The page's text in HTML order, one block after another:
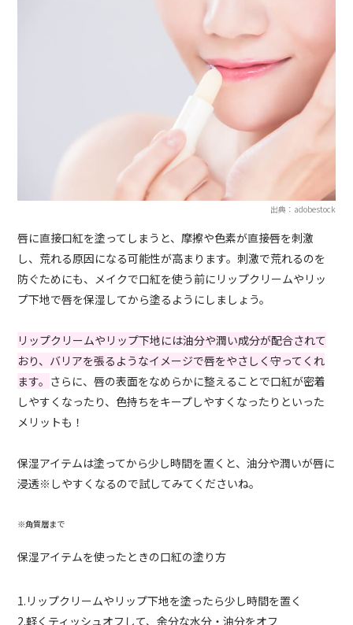
出典：adobestock
唇に直接口紅を塗ってしまうと、摩擦や色素が直接唇を刺激
し、荒れる原因になる可能性が高まります。刺激で荒れるのを
防ぐためにも、メイクで口紅を使う前にリップクリームやリッ
プ下地で唇を保湿してから塗るようにしましょう。
リップクリームやリップ下地には油分や潤い成分が配合されて
おり、バリアを張るようなイメージで唇をやさしく守ってくれ
ます。 さらに、唇の表面をなめらかに整えることで口紅が密着
しやすくなったり、色持ちをキープしやすくなったりといった
メリットも！
保湿アイテムは塗ってから少し時間を置くと、油分や潤いが唇に
浸透※しやすくなるので試してみてくださいね。
※角質層まで
保湿アイテムを使ったときの口紅の塗り方
1.リップクリームやリップ下地を塗ったら少し時間を置く
2.軽くティッシュオフして、余分な水分・油分をオフ